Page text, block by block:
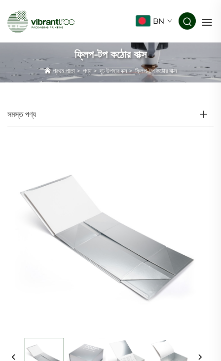
BN
ফ্লিপ-টপ কঠোর বাক্স
প্রথম পাতা > পণ্য > দৃঢ় উপহার বক্স>ফ্লিপ-টপ কঠোর বাক্স
সমস্ত পণ্য